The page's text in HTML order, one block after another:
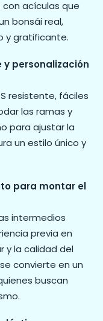
acículas que
bonsái real,
y gratificante.
y personalización
resistente, fáciles
las ramas y
para ajustar la
un estilo único y
para montar el
intermedios
previa en
y la calidad del
convierte en un
buscan